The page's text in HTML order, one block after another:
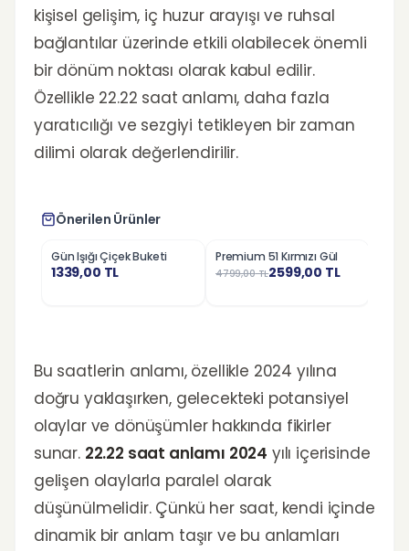
kişisel gelişim, iç huzur arayışı ve ruhsal
bağlantılar üzerinde etkili olabilecek önemli
bir dönüm noktası olarak kabul edilir.
Özellikle 22.22 saat anlamı, daha fazla
yaratıcılığı ve sezgiyi tetikleyen bir zaman
dilimi olarak değerlendirilir.
Önerilen Ürünler
Gün Işığı Çiçek Buketi
1339,00 TL
%46
Premium 51 Kırmızı Gül
4799,00TL2599,00 TL
Bu saatlerin anlamı, özellikle 2024 yılına
doğru yaklaşırken, gelecekteki potansiyel
olaylar ve dönüşümler hakkında fikirler
sunar. 22.22 saat anlamı 2024 yılı içerisinde
gelişen olaylarla paralel olarak
düşünülmelidir. Çünkü her saat, kendi içinde
dinamik bir anlam taşır ve bu anlamları